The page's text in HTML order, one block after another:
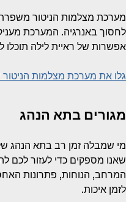
מערכת מצלמות הניטור משפרת
לחסוך באנרגיה. המערכת
אפשרות של ראיית לילה
גלו את מערכת מצלמות הניטור
מגורים בתא הנהג
שאנו מספקים כדי לעזור לכם
המרחב, הנוחות, פתרונות
לזמן איכות.